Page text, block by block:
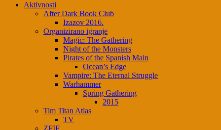
Aktivnosti
After Dark Book Club
Izazov 2016.
Organizirano igranje
Magic: The Gathering
Night of the Monsters
Pirates of the Spanish Main
Ocean’s Edge
Vampire: The Eternal Struggle
Warhammer
Spring Gathering
2015
Tim Titan Atlas
TV